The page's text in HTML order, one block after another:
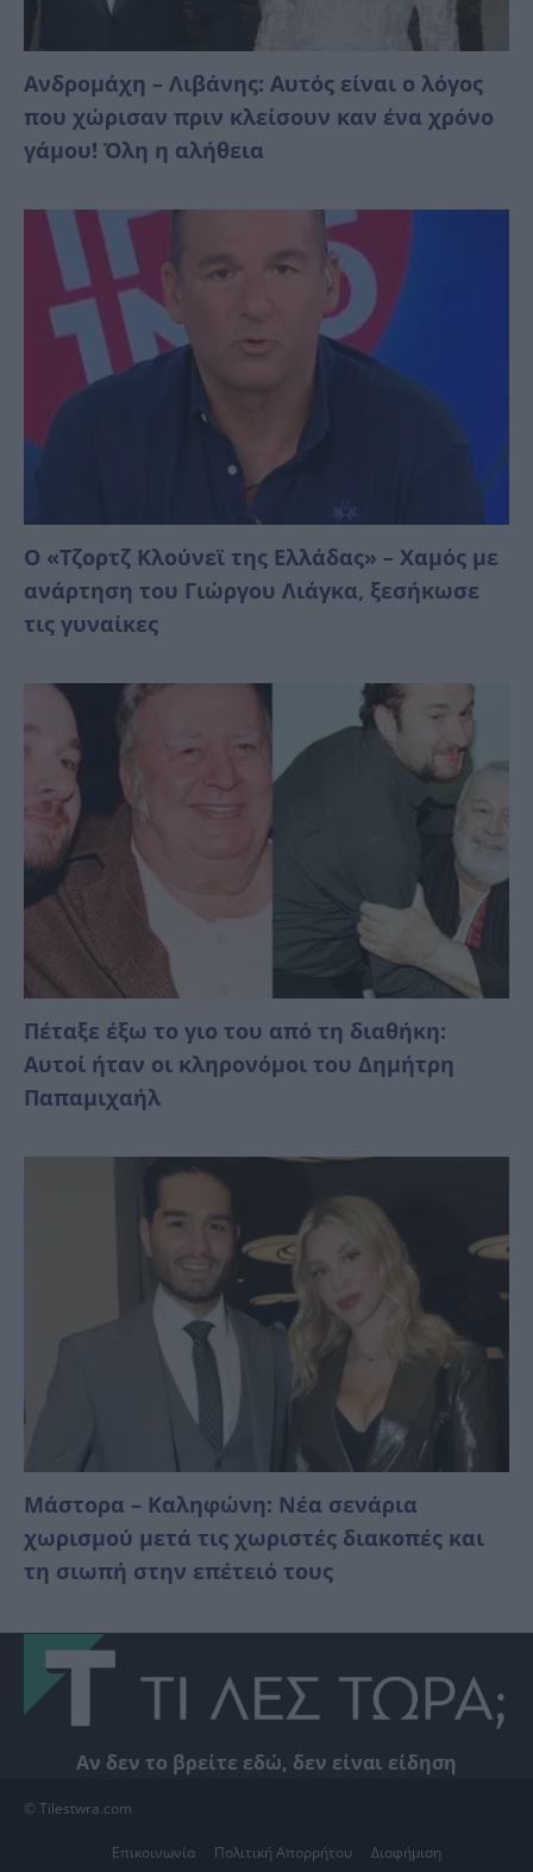
Ανδρομάχη – Λιβάνης: Αυτός είναι ο λόγος
που χώρισαν πριν κλείσουν καν ένα χρόνο
γάμου! Όλη η αλήθεια
Ο «Τζορτζ Κλούνεϊ της Ελλάδας» – Χαμός με
ανάρτηση του Γιώργου Λιάγκα, ξεσήκωσε
τις γυναίκες
Πέταξε έξω το γιο του από τη διαθήκη:
Αυτοί ήταν οι κληρονόμοι του Δημήτρη
Παπαμιχαήλ
Μάστορα – Καληφώνη: Νέα σενάρια
χωρισμού μετά τις χωριστές διακοπές και
τη σιωπή στην επέτειό τους
Αν δεν το βρείτε εδώ, δεν είναι είδηση
© Tilestwra.com
Επικοινωνία Πολιτική Απορρήτου Διαφήμιση